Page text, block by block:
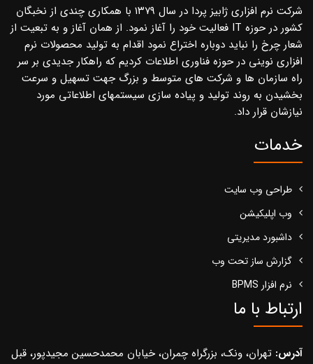
شرکت نرم افزاری ژابیز پردا در سال ۱۳۷۹ با همکاری چندی از نخبگان
کشور در حوزه IT فعالیت خود را آغاز نمود. از همان آغاز و به تبعیت از
شعار چرخ را نباید دوباره اختراع نمود اقدام به تولید محصولات نرم
افزاری نوینی در حوزه فناوری اطلاعات کردیم که راهکار جدیدی بر سر
راه سازمان ها و شرکت های متوسط و بزرگ جهت تسهیل و سرعت
بخشیدن به روند تولید و پیاده سازی سیستمهای اطلاعاتی مورد
نیازشان قرار داد.
خدمات
طراحی وب سایت
وب اپلیکیشن
داشبورد مدیریتی
گزارش ساز تحت وب
نرم افزار BPMS
ارتباط با ما
آدرس: تهران، ونک، بزرگراه چمران، خیابان محمدحسین مجیدپور، قبل